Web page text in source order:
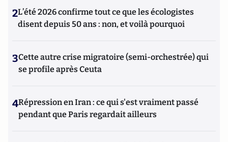
2L’été 2026 confirme tout ce que les écologistes
disent depuis 50 ans : non, et voilà pourquoi
3Cette autre crise migratoire (semi-orchestrée) qui
se profile après Ceuta
4Répression en Iran : ce qui s'est vraiment passé
pendant que Paris regardait ailleurs